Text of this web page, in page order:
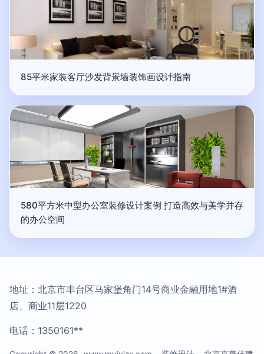
85平米家装客厅沙发背景墙装饰画设计指南
580平方米中型办公室装修设计案例 打造高效与美学并存
的办公空间
地址：北京市丰台区马家堡角门14号商业金融用地1#酒
店、商业11层1220
电话：1350161**